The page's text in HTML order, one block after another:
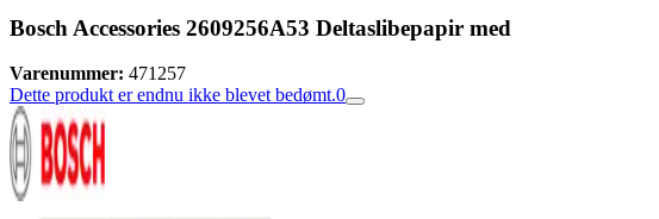
Bosch Accessories 2609256A53 Deltaslibepapir med
Varenummer: 471257
Dette produkt er endnu ikke blevet bedømt.0